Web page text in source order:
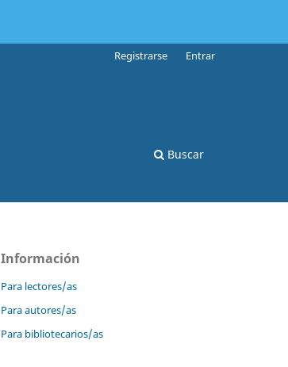
Buscar
Registrarse Entrar
Información
Para lectores/as
Para autores/as
Para bibliotecarios/as